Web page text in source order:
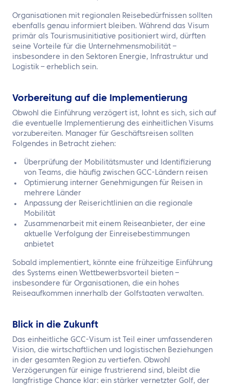
Organisationen mit regionalen Reisebedürfnissen sollten
ebenfalls genau informiert bleiben. Während das Visum
primär als Tourismusinitiative positioniert wird, dürften
seine Vorteile für die Unternehmensmobilität –
insbesondere in den Sektoren Energie, Infrastruktur und
Logistik – erheblich sein.
Vorbereitung auf die Implementierung
Obwohl die Einführung verzögert ist, lohnt es sich, sich auf
die eventuelle Implementierung des einheitlichen Visums
vorzubereiten. Manager für Geschäftsreisen sollten
Folgendes in Betracht ziehen:
Überprüfung der Mobilitätsmuster und Identifizierung
von Teams, die häufig zwischen GCC-Ländern reisen
Optimierung interner Genehmigungen für Reisen in
mehrere Länder
Anpassung der Reiserichtlinien an die regionale
Mobilität
Zusammenarbeit mit einem Reiseanbieter, der eine
aktuelle Verfolgung der Einreisebestimmungen
anbietet
Sobald implementiert, könnte eine frühzeitige Einführung
des Systems einen Wettbewerbsvorteil bieten –
insbesondere für Organisationen, die ein hohes
Reiseaufkommen innerhalb der Golfstaaten verwalten.
Blick in die Zukunft
Das einheitliche GCC-Visum ist Teil einer umfassenderen
Vision, die wirtschaftlichen und logistischen Beziehungen
in der gesamten Region zu vertiefen. Obwohl
Verzögerungen für einige frustrierend sind, bleibt die
langfristige Chance klar: ein stärker vernetzter Golf, der